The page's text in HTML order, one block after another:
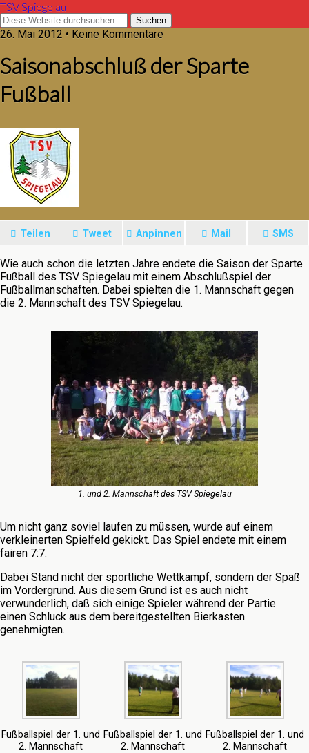
TSV Spiegelau
26. Mai 2012 • Keine Kommentare
Saisonabschluß der Sparte
Fußball
Teilen Tweet Anpinnen Mail SMS
Wie auch schon die letzten Jahre endete die Saison der Sparte
Fußball des TSV Spiegelau mit einem Abschlußspiel der
Fußballmanschaften. Dabei spielten die 1. Mannschaft gegen
die 2. Mannschaft des TSV Spiegelau.
1. und 2. Mannschaft des TSV Spiegelau
Um nicht ganz soviel laufen zu müssen, wurde auf einem
verkleinerten Spielfeld gekickt. Das Spiel endete mit einem
fairen 7:7.
Dabei Stand nicht der sportliche Wettkampf, sondern der Spaß
im Vordergrund. Aus diesem Grund ist es auch nicht
verwunderlich, daß sich einige Spieler während der Partie
einen Schluck aus dem bereitgestellten Bierkasten
genehmigten.
Fußballspiel der 1. und
2. Mannschaft
Fußballspiel der 1. und
2. Mannschaft
Fußballspiel der 1. und
2. Mannschaft